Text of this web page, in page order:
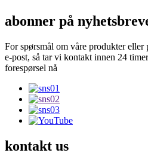
abonner på
For spørsmål om våre produkter eller
e-post, så tar vi kontakt innen 24
forespørsel nå
kontakt us